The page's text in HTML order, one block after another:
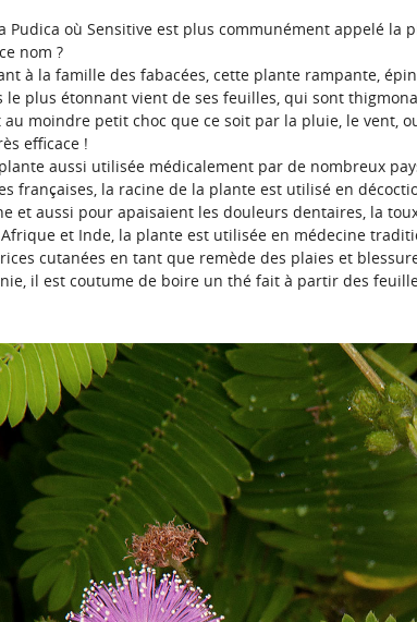
Pudica où Sensitive est plus communément appelé la
nom ?
à la famille des fabacées, cette plante rampante,
le plus étonnant vient de ses feuilles, qui sont
moindre petit choc que ce soit par la pluie, le vent,
efficace !
plante aussi utilisée médicalement par de nombreux
françaises, la racine de la plante est utilisé en
et aussi pour apaisaient les douleurs dentaires, la
Afrique et Inde, la plante est utilisée en médecine
cutanées en tant que remède des plaies et
il est coutume de boire un thé fait à partir des